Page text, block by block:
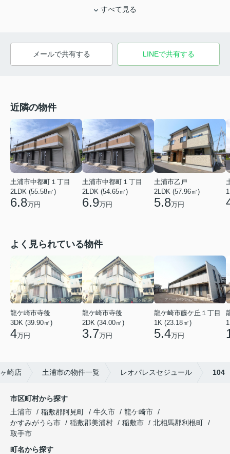
すべて見る
メールで共有する LINEで共有する
近隣の物件
土浦市中都町１丁目
2LDK (55.58㎡)
6.8万円
土浦市中都町１丁目
2LDK (54.65㎡)
6.9万円
土浦市乙戸
2LDK (57.96㎡)
5.8万円
よく見られている物件
龍ケ崎市寺後
3DK (39.90㎡)
4万円
龍ケ崎市寺後
2DK (34.00㎡)
3.7万円
龍ケ崎市藤ケ丘１丁目
1K (23.18㎡)
5.4万円
崎店 土浦市の物件一覧 レオパレスセジュール 104
市区町村から探す
土浦市
稲敷郡阿見町 牛久市
龍ケ崎市
かすみがうら市
稲敷郡美浦村 稲敷市
北相馬郡利根町
取手市
町名から探す